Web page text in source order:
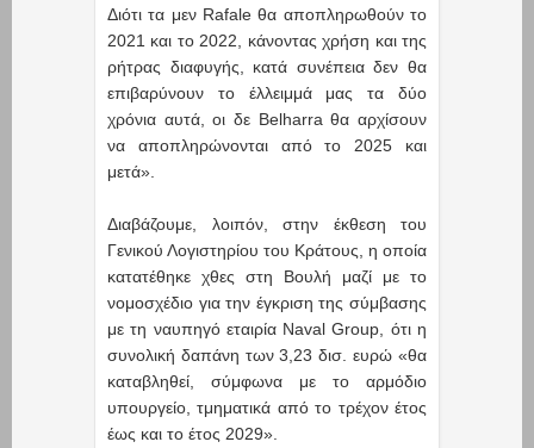
Διότι τα μεν Rafale θα αποπληρωθούν το
2021 και το 2022, κάνοντας χρήση και της
ρήτρας διαφυγής, κατά συνέπεια δεν θα
επιβαρύνουν το έλλειμμά μας τα δύο
χρόνια αυτά, οι δε Belharra θα αρχίσουν
να αποπληρώνονται από το 2025 και
μετά».
Διαβάζουμε, λοιπόν, στην έκθεση του
Γενικού Λογιστηρίου του Κράτους, η οποία
κατατέθηκε χθες στη Βουλή μαζί με το
νομοσχέδιο για την έγκριση της σύμβασης
με τη ναυπηγό εταιρία Naval Group, ότι η
συνολική δαπάνη των 3,23 δισ. ευρώ «θα
καταβληθεί, σύμφωνα με το αρμόδιο
υπουργείο, τμηματικά από το τρέχον έτος
έως και το έτος 2029».